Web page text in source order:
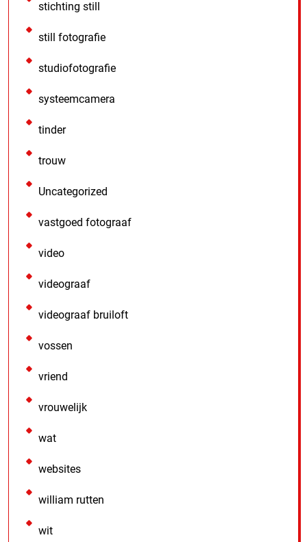
stichting still
still fotografie
studiofotografie
systeemcamera
tinder
trouw
Uncategorized
vastgoed fotograaf
video
videograaf
videograaf bruiloft
vossen
vriend
vrouwelijk
wat
websites
william rutten
wit